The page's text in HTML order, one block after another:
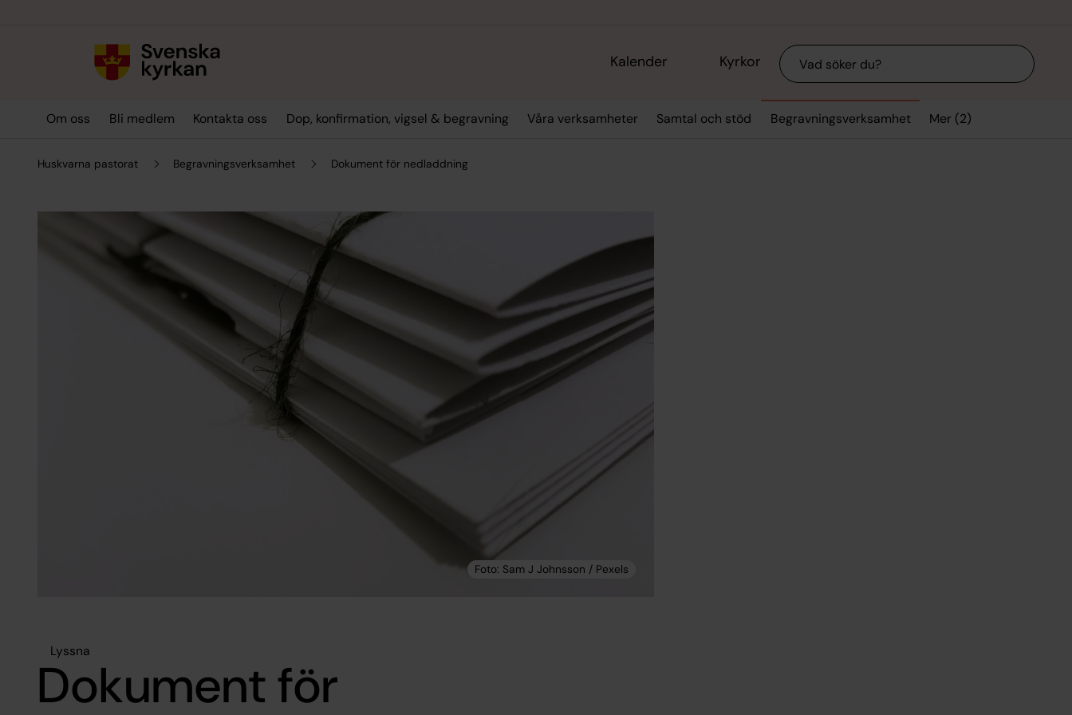
Kalender Kyrkor Sök
Om oss Bli medlem Kontakta oss Dop, konfirmation, vigsel & begravning Våra verksamheter Samtal och stöd Begravningsverksamhet Mer (2)
Huskvarna pastorat Begravningsverksamhet Dokument för nedladdning
Lyssna
Dokument för